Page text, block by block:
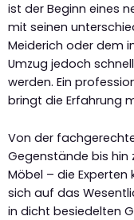
ist der Beginn eines
mit seinen
Meiderich oder dem
Umzug jedoch
werden. Ein
bringt die Erfahrung
Von der
Gegenstände bis hin
Möbel – die
sich auf das
in dicht besiedelten